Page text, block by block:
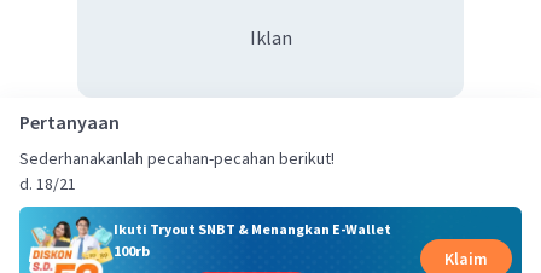
Iklan
Pertanyaan
Sederhanakanlah pecahan-pecahan berikut!
d. 18/21
Ikuti Tryout SNBT & Menangkan E-Wallet
100rb
Klaim